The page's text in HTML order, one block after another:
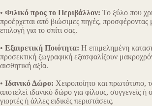
• Φιλικό προς το Περιβάλλον: Το ξύλο που
προέρχεται από βιώσιμες πηγές, προσφέροντας
επιλογή για το σπίτι σας.
• Εξαιρετική Ποιότητα: Η επιμελημένη
προσεκτική ζωγραφική εξασφαλίζουν
αισθητική αξία.
• Ιδανικό Δώρο: Χειροποίητο και πρωτότυπο,
αποτελεί ιδανικό δώρο για φίλους, συγγενείς ή
γιορτές ή άλλες ειδικές περιστάσεις.